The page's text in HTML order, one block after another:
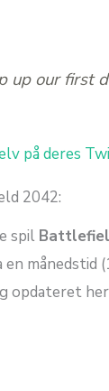
up our first
på deres
2042:
spil
opdateret